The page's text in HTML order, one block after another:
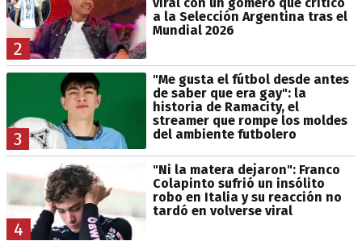
2
viral con un gomero que criticó
a la Selección Argentina tras el
Mundial 2026
3
"Me gusta el fútbol desde antes
de saber que era gay": la
historia de Ramacity, el
streamer que rompe los moldes
del ambiente futbolero
4
"Ni la matera dejaron": Franco
Colapinto sufrió un insólito
robo en Italia y su reacción no
tardó en volverse viral